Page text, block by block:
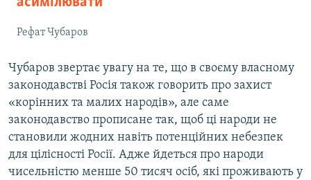
Рефат Чубаров
Чубаров звертає увагу на те, що в своєму власному
законодавстві Росія також говорить про захист
«корінних та малих народів», але саме
законодавство прописане так, щоб ці народи не
становили жодних навіть потенційних небезпек
для цілісності Росії. Адже йдеться про народи
чисельністю менше 50 тисяч осіб, які проживають у